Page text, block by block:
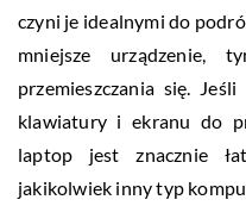
czyni je idealnymi do
mniejsze urządzenie,
przemieszczania się.
klawiatury i ekranu do
laptop jest znacznie
jakikolwiek inny typ